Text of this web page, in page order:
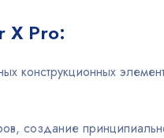
X Pro:
создание